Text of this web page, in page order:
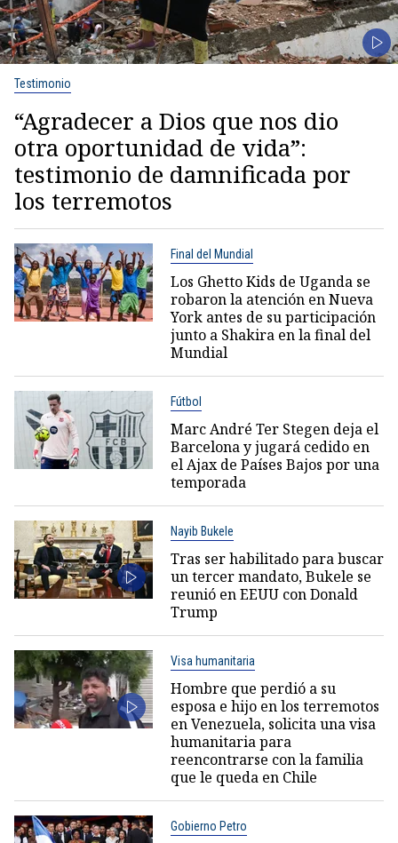
Testimonio
“Agradecer a Dios que nos dio
otra oportunidad de vida”:
testimonio de damnificada por
los terremotos
Final del Mundial
Los Ghetto Kids de Uganda se
robaron la atención en Nueva
York antes de su participación
junto a Shakira en la final del
Mundial
Fútbol
Marc André Ter Stegen deja el
Barcelona y jugará cedido en
el Ajax de Países Bajos por una
temporada
Nayib Bukele
Tras ser habilitado para buscar
un tercer mandato, Bukele se
reunió en EEUU con Donald
Trump
Visa humanitaria
Hombre que perdió a su
esposa e hijo en los terremotos
en Venezuela, solicita una visa
humanitaria para
reencontrarse con la familia
que le queda en Chile
Gobierno Petro